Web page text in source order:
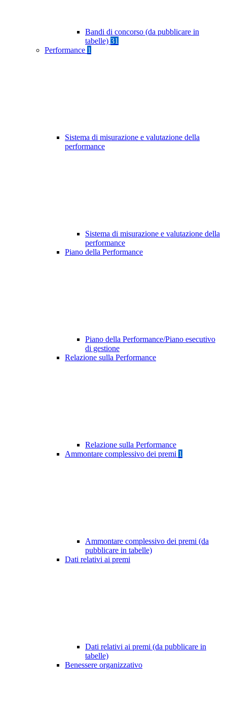
Bandi di concorso (da pubblicare in
tabelle) 31
Performance 1
Sistema di misurazione e valutazione della
performance
Sistema di misurazione e valutazione della
performance
Piano della Performance
Piano della Performance/Piano esecutivo
di gestione
Relazione sulla Performance
Relazione sulla Performance
Ammontare complessivo dei premi 1
Ammontare complessivo dei premi (da
pubblicare in tabelle)
Dati relativi ai premi
Dati relativi ai premi (da pubblicare in
tabelle)
Benessere organizzativo